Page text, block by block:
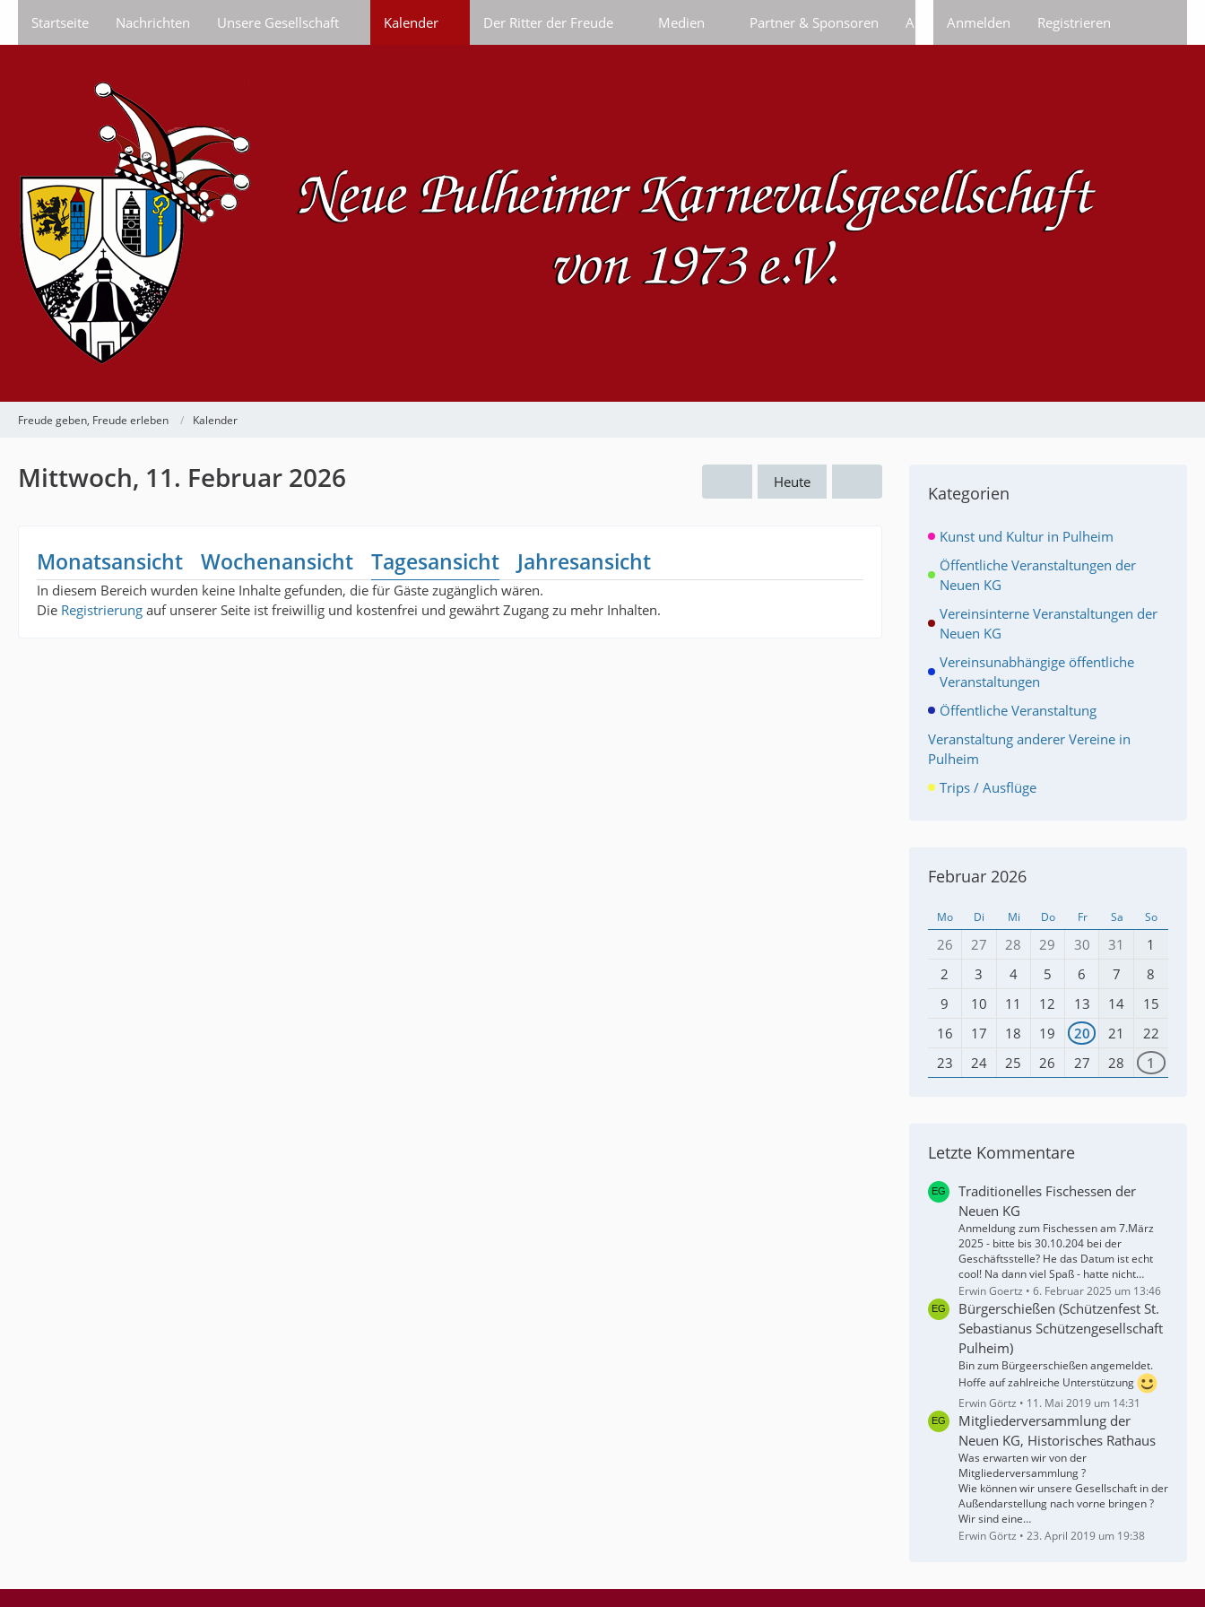
Startseite Nachrichten Unsere Gesellschaft Kalender Der Ritter der Freude Medien Partner & Sponsoren Anfragen/Bestellungen
Anmelden Registrieren
Freude geben, Freude erleben Kalender
Mittwoch, 11. Februar 2026 Heute
Monatsansicht Wochenansicht Tagesansicht Jahresansicht
In diesem Bereich wurden keine Inhalte gefunden, die für Gäste zugänglich wären.
Die Registrierung auf unserer Seite ist freiwillig und kostenfrei und gewährt Zugang zu mehr Inhalten.
Kategorien
Kunst und Kultur in Pulheim
Öffentliche Veranstaltungen der
Neuen KG
Vereinsinterne Veranstaltungen der
Neuen KG
Vereinsunabhängige öffentliche
Veranstaltungen
Öffentliche Veranstaltung
Veranstaltung anderer Vereine in
Pulheim
Trips / Ausflüge
Februar 2026
Mo Di Mi Do Fr Sa So
26 27 28 29 30 31
1
2
3 4 5 6 7
8
9
10 11 12 13 14
15
16
17 18 19 20 21
22
23
24 25 26 27 28 1
Letzte Kommentare
Traditionelles Fischessen der
Neuen KG
Anmeldung zum Fischessen am 7.März
2025 - bitte bis 30.10.204 bei der
Geschäftsstelle? He das Datum ist echt
cool! Na dann viel Spaß - hatte nicht…
Erwin Goertz
6. Februar 2025 um 13:46
Bürgerschießen (Schützenfest St.
Sebastianus Schützengesellschaft
Pulheim)
Bin zum Bürgeerschießen angemeldet.
Hoffe auf zahlreiche Unterstützung
Erwin Görtz
11. Mai 2019 um 14:31
Mitgliederversammlung der
Neuen KG, Historisches Rathaus
Was erwarten wir von der
Mitgliederversammlung ?
Wie können wir unsere Gesellschaft in der
Außendarstellung nach vorne bringen ?
Wir sind eine…
Erwin Görtz
23. April 2019 um 19:38